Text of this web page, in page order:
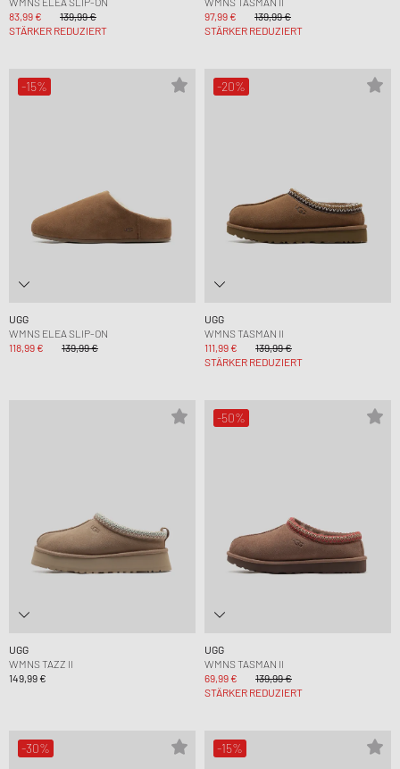
83,99 €
139,99 €
STÄRKER REDUZIERT
97,99 €
139,99 €
STÄRKER REDUZIERT
-15%
UGG
WMNS ELEA SLIP-ON
118,99 €
139,99 €
-20%
UGG
WMNS TASMAN II
111,99 €
139,99 €
STÄRKER REDUZIERT
UGG
WMNS TAZZ II
149,99 €
-50%
UGG
WMNS TASMAN II
69,99 €
139,99 €
STÄRKER REDUZIERT
-30% -15%